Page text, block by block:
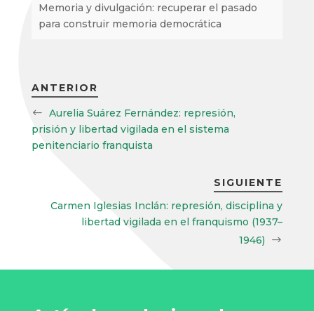
Memoria y divulgación: recuperar el pasado
para construir memoria democrática
ANTERIOR
Aurelia Suárez Fernández: represión,
prisión y libertad vigilada en el sistema
penitenciario franquista
SIGUIENTE
Carmen Iglesias Inclán: represión, disciplina y
libertad vigilada en el franquismo (1937–
1946)